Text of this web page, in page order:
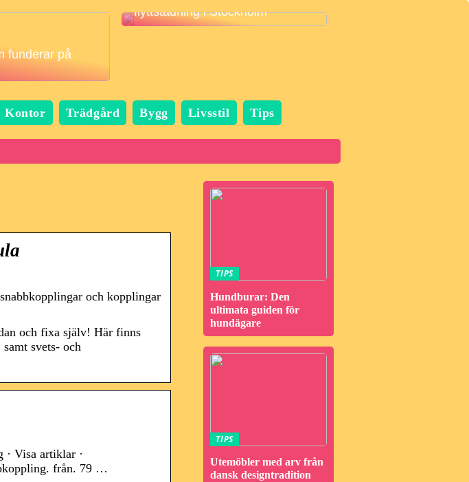
funderar på
flyttstädning i Stockholm
Kontor Trädgård Bygg Livsstil Tips
och kopplingar
och fixa själv! Här finns
svets- och
Visa artiklar ·
från. 79 …
TIPS
Hundburar: Den
ultimata guiden för
hundägare
TIPS
Utemöbler med arv från
dansk designtradition